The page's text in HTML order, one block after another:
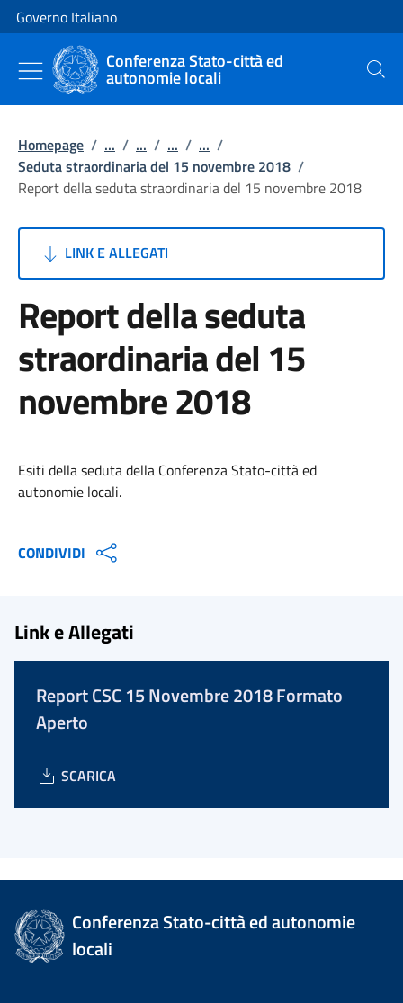
Vai al contenuto
Vai alla navigazione del sito
Governo Italiano
Conferenza Stato-città ed
autonomie locali Cerca
Homepage / ... / ... / ... / ... /
Seduta straordinaria del 15 novembre 2018 /
Report della seduta straordinaria del 15 novembre 2018
LINK E ALLEGATI
Report della seduta
straordinaria del 15
novembre 2018
Esiti della seduta della Conferenza Stato-città ed
autonomie locali.
CONDIVIDI
Link e Allegati
Report CSC 15 Novembre 2018 Formato
Aperto
SCARICA
Conferenza Stato-città ed autonomie
locali